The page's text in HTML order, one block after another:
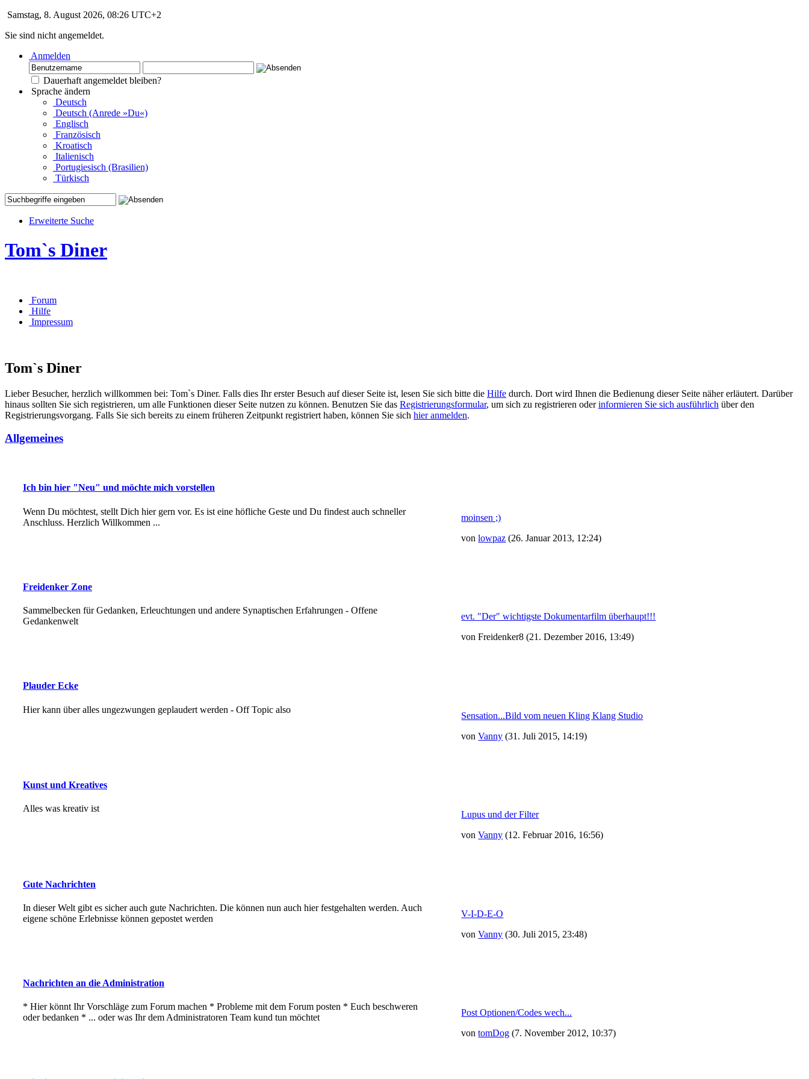
Samstag, 8. August 2026, 08:26 UTC+2
Sie sind nicht angemeldet.
Anmelden
Dauerhaft angemeldet bleiben?
Sprache ändern
Deutsch
Deutsch (Anrede »Du«)
Englisch
Französisch
Kroatisch
Italienisch
Portugiesisch (Brasilien)
Türkisch
Erweiterte Suche
Tom`s Diner
Forum
Hilfe
Impressum
Tom`s Diner
Lieber Besucher, herzlich willkommen bei: Tom`s Diner. Falls dies Ihr erster Besuch auf dieser Seite ist, lesen Sie sich bitte die Hilfe durch. Dort wird Ihnen die Bedienung dieser Seite näher erläutert. Darüber
hinaus sollten Sie sich registrieren, um alle Funktionen dieser Seite nutzen zu können. Benutzen Sie das Registrierungsformular, um sich zu registrieren oderinformieren Sie sich ausführlich über den
Registrierungsvorgang. Falls Sie sich bereits zu einem früheren Zeitpunkt registriert haben, können Sie sich hier anmelden.
Allgemeines
Ich bin hier "Neu" und möchte mich vorstellen
moinsen ;)
vonlowpaz (26. Januar 2013, 12:24)
Wenn Du möchtest, stellt Dich hier gern vor. Es ist eine höfliche Geste und Du findest auch schneller
Anschluss. Herzlich Willkommen ...
Freidenker Zone
evt. "Der" wichtigste Dokumentarfilm überhaupt!!!
von Freidenker8(21. Dezember 2016, 13:49)
Sammelbecken für Gedanken, Erleuchtungen und andere Synaptischen Erfahrungen - Offene
Gedankenwelt
Plauder Ecke
Sensation...Bild vom neuen Kling Klang Studio
vonVanny (31. Juli 2015, 14:19)
Hier kann über alles ungezwungen geplaudert werden - Off Topic also
Kunst und Kreatives
Lupus und der Filter
vonVanny (12. Februar 2016, 16:56)
Alles was kreativ ist
Gute Nachrichten
V-I-D-E-O
vonVanny (30. Juli 2015, 23:48)
In dieser Welt gibt es sicher auch gute Nachrichten. Die können nun auch hier festgehalten werden. Auch
eigene schöne Erlebnisse können gepostet werden
Nachrichten an die Administration
Post Optionen/Codes wech...
vontomDog (7. November 2012, 10:37)
* Hier könnt Ihr Vorschläge zum Forum machen * Probleme mit dem Forum posten * Euch beschweren
oder bedanken * ... oder was Ihr dem Administratoren Team kund tun möchtet